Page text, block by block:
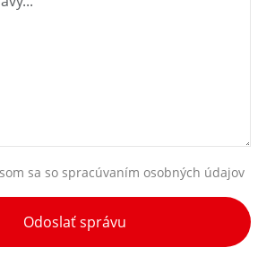
sa so spracúvaním osobných údajov
Odoslať správu